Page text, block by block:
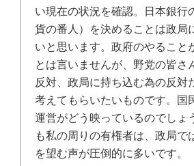
い現在の状況を確認。日本銀行
貨の番人）を決めることは政局
いと思います。政府のやること
とは言いませんが、野党の皆さ
反対、政局に持ち込む為の反対
考えてもらいたいものです。
国
運営がどう映っているのでしょ
も私の周りの有権者は、政局で
を望む声が圧倒的に多いです。